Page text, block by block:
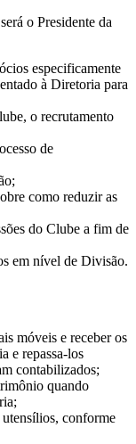
o Presidente da
especificamente
à Diretoria para
o recrutamento
de
como reduzir as
do Clube a fim de
em nível de Divisão.
móveis e receber os
e repassa-los
contabilizados;
quando
conforme